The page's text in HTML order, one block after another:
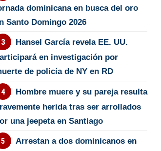
dominicana en busca del oro
Santo Domingo 2026
Hansel García revela EE. UU.
en investigación por
de policía de NY en RD
Hombre muere y su pareja resulta
herida tras ser arrollados
una jeepeta en Santiago
Arrestan a dos dominicanos en